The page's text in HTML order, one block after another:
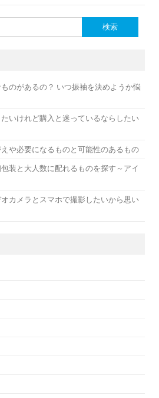
のがあるの？ いつ振袖を決めようか悩
いけれど購入と迷っているならしたい
や必要になるものと可能性のあるもの
装と大人数に配れるものを探す～アイ
カメラとスマホで撮影したいから思い